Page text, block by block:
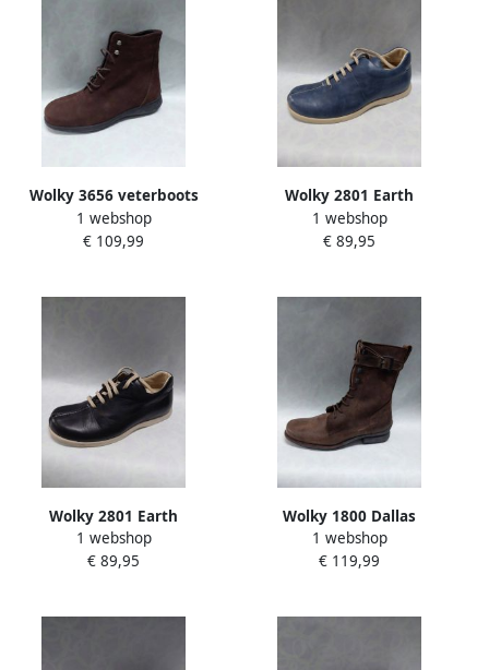
Wolky 3656 veterboots
bruin
1 webshop
€ 109,99
Wolky 2801 Earth
veterboots blauw
1 webshop
€ 89,95
Wolky 2801 Earth
veterboots zwart
1 webshop
€ 89,95
Wolky 1800 Dallas
veterboots bruiun
1 webshop
€ 119,99